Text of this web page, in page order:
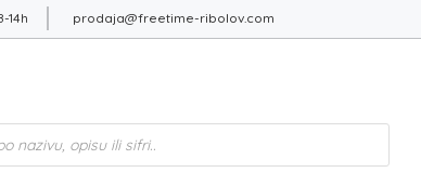
14h prodaja@freetime-ribolov.com